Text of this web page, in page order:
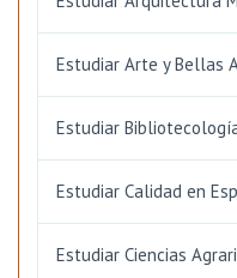
Estudiar Arte y Bellas
Estudiar
Estudiar Calidad en
Estudiar Ciencias